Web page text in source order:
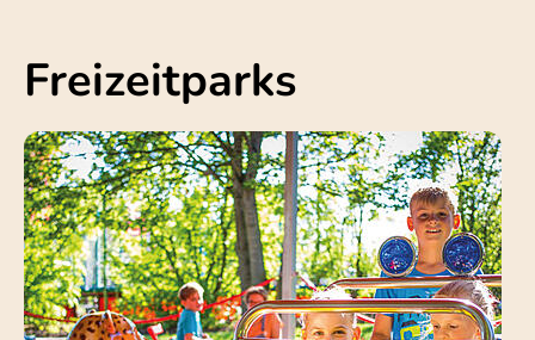
Freizeitparks